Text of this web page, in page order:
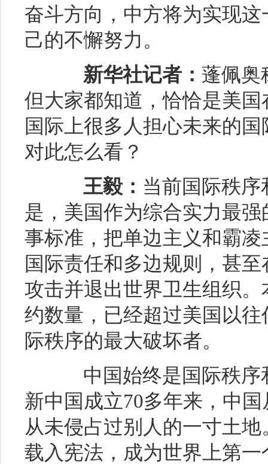
奋斗方向，中方将为实现
己的不懈努力。
新华社记者： 蓬佩奥
但大家都知道，恰恰是美
国际上很多人担心未来的
对此怎么看？
王毅： 当前国际秩
是，美国作为综合实力最
事标准，把单边主义和霸
国际责任和多边规则，甚
攻击并退出世界卫生组织
约数量，已经超过美国以
际秩序的最大破坏者。
中国始终是国际秩序
新中国成立70多年来，中
从未侵占过别人的一寸土
载入宪法，成为世界上第